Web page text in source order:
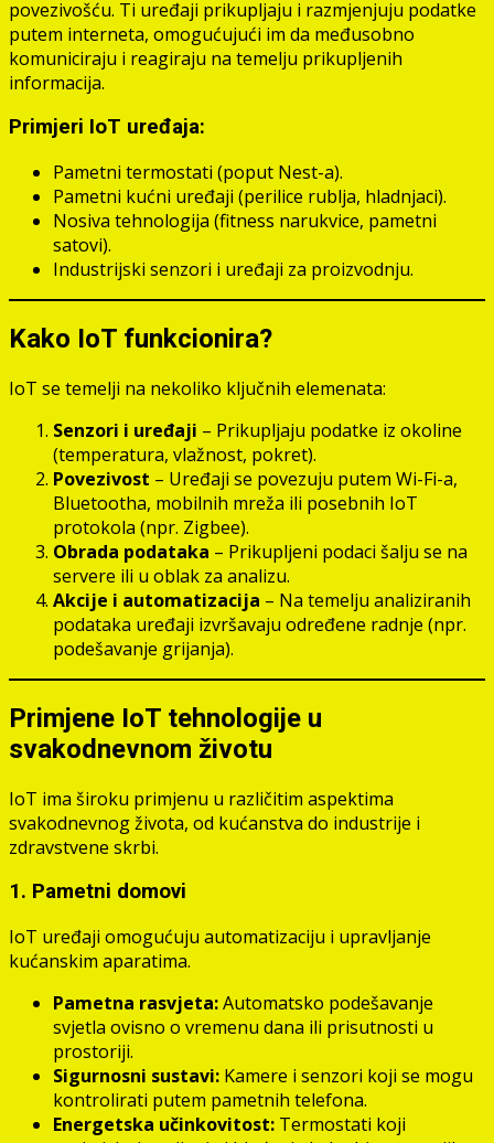
povezivošću. Ti uređaji prikupljaju i razmjenjuju podatke
putem interneta, omogućujući im da međusobno
komuniciraju i reagiraju na temelju prikupljenih
informacija.
Primjeri IoT uređaja:
Pametni termostati (poput Nest-a).
Pametni kućni uređaji (perilice rublja, hladnjaci).
Nosiva tehnologija (fitness narukvice, pametni
satovi).
Industrijski senzori i uređaji za proizvodnju.
Kako IoT funkcionira?
IoT se temelji na nekoliko ključnih elemenata:
Senzori i uređaji – Prikupljaju podatke iz okoline
(temperatura, vlažnost, pokret).
Povezivost – Uređaji se povezuju putem Wi-Fi-a,
Bluetootha, mobilnih mreža ili posebnih IoT
protokola (npr. Zigbee).
Obrada podataka – Prikupljeni podaci šalju se na
servere ili u oblak za analizu.
Akcije i automatizacija – Na temelju analiziranih
podataka uređaji izvršavaju određene radnje (npr.
podešavanje grijanja).
Primjene IoT tehnologije u
svakodnevnom životu
IoT ima široku primjenu u različitim aspektima
svakodnevnog života, od kućanstva do industrije i
zdravstvene skrbi.
1. Pametni domovi
IoT uređaji omogućuju automatizaciju i upravljanje
kućanskim aparatima.
Pametna rasvjeta:Automatsko podešavanje
svjetla ovisno o vremenu dana ili prisutnosti u
prostoriji.
Sigurnosni sustavi: Kamere i senzori koji se mogu
kontrolirati putem pametnih telefona.
Energetska učinkovitost: Termostati koji